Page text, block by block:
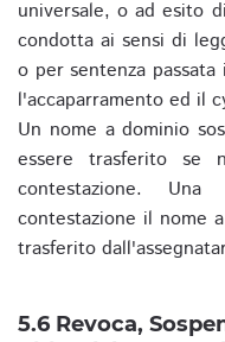
universale, o ad esito
condotta ai sensi di
o per sentenza
l'accaparramento ed il
Un nome a dominio
essere trasferito
contestazione.
contestazione il nome
trasferito
5.6 Revoca,